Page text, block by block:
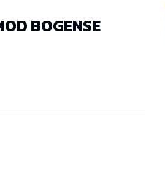
BOGENSE